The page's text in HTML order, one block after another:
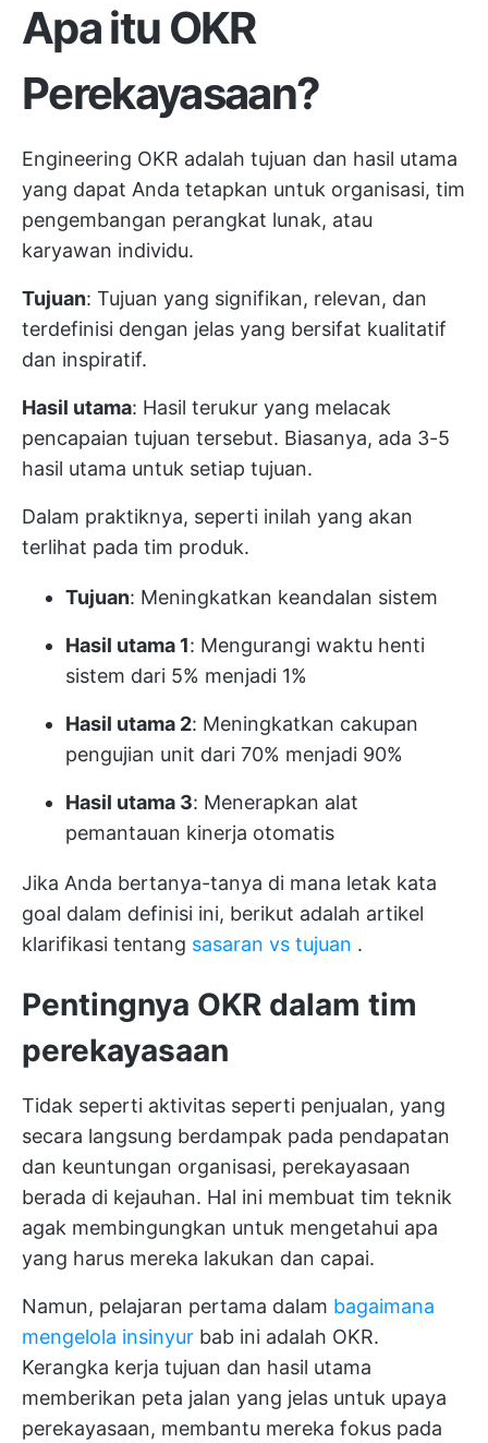
Apa itu OKR
Perekayasaan?
Engineering OKR adalah tujuan dan hasil utama
yang dapat Anda tetapkan untuk organisasi, tim
pengembangan perangkat lunak, atau
karyawan individu.
Tujuan: Tujuan yang signifikan, relevan, dan
terdefinisi dengan jelas yang bersifat kualitatif
dan inspiratif.
Hasil utama: Hasil terukur yang melacak
pencapaian tujuan tersebut. Biasanya, ada 3-5
hasil utama untuk setiap tujuan.
Dalam praktiknya, seperti inilah yang akan
terlihat pada tim produk.
Tujuan: Meningkatkan keandalan sistem
Hasil utama 1: Mengurangi waktu henti
sistem dari 5% menjadi 1%
Hasil utama 2: Meningkatkan cakupan
pengujian unit dari 70% menjadi 90%
Hasil utama 3: Menerapkan alat
pemantauan kinerja otomatis
Jika Anda bertanya-tanya di mana letak kata
goal dalam definisi ini, berikut adalah artikel
klarifikasi tentang sasaran vs tujuan .
Pentingnya OKR dalam tim
perekayasaan
Tidak seperti aktivitas seperti penjualan, yang
secara langsung berdampak pada pendapatan
dan keuntungan organisasi, perekayasaan
berada di kejauhan. Hal ini membuat tim teknik
agak membingungkan untuk mengetahui apa
yang harus mereka lakukan dan capai.
Namun, pelajaran pertama dalam bagaimana
mengelola insinyur bab ini adalah OKR.
Kerangka kerja tujuan dan hasil utama
memberikan peta jalan yang jelas untuk upaya
perekayasaan, membantu mereka fokus pada